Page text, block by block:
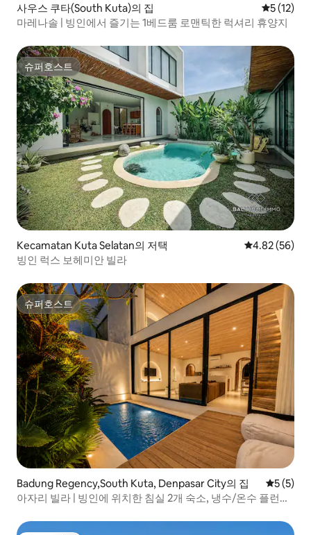
사우스 쿠타(South Kuta)의 집 평점 5점
5 (12)
마레나솔 | 빙인에서 즐기는 1베드룸 로맨틱한 럭셔리 휴양지
슈퍼호스트
슈퍼호스트
Kecamatan Kuta Selatan의 저택 평점 4.82점(5
4.82 (56)
빙인 럭스 보헤미안 빌라
슈퍼호스트
슈퍼호스트
Badung Regency,South Kuta, Denpasar City의 집 평점 5점
5 (5)
아자리 빌라 | 빙인에 위치한 침실 2개 숙소, 냉수/온수 플런지